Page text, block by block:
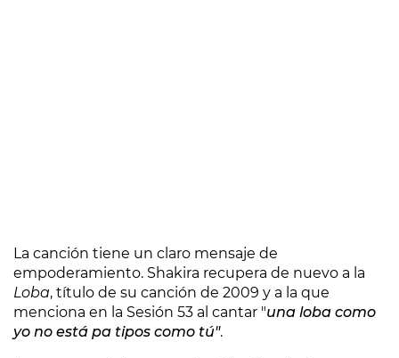
La canción tiene un claro mensaje de
empoderamiento. Shakira recupera de nuevo a la
Loba, título de su canción de 2009 y a la que
menciona en la Sesión 53 al cantar "una loba como
yo no está pa tipos como tú".